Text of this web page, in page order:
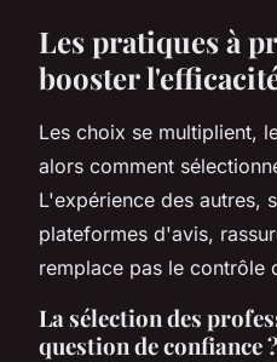
Les pratiques à
booster
Les choix se multiplient,
alors comment
L'expérience des autres,
plateformes d'avis,
remplace pas le contrôle
La sélection des
question de confiance ?